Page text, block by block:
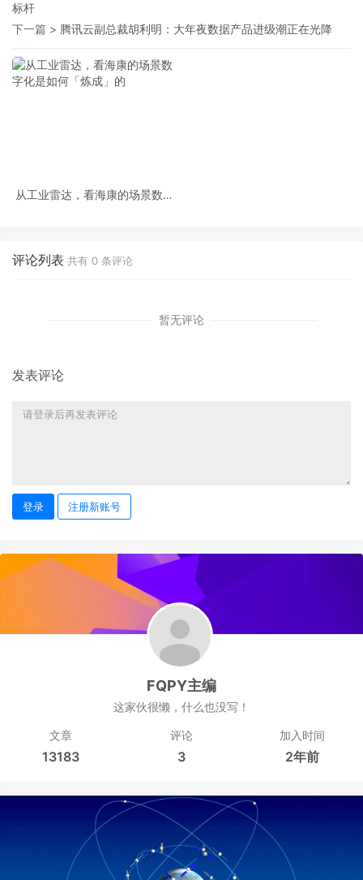
标杆
下一篇 > 腾讯云副总裁胡利明：大年夜数据产品进级潮正在光降
从工业雷达，看海康的场景数字
评论列表 共有 0 条评论
暂无评论
发表评论
登录 注册新账号
FQPY主编
这家伙很懒，什么也没写！
文章
13183
评论
3
加入时间
2年前